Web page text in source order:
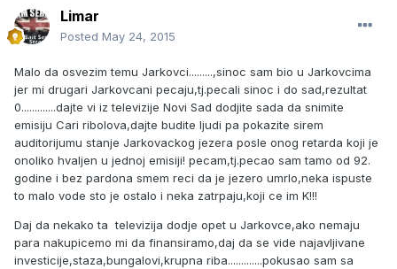
Limar
Posted May 24, 2015
Malo da osvezim temu Jarkovci.........,sinoc sam bio u Jarkovcima
jer mi drugari Jarkovcani pecaju,tj.pecali sinoc i do sad,rezultat
0.............dajte vi iz televizije Novi Sad dodjite sada da snimite
emisiju Cari ribolova,dajte budite ljudi pa pokazite sirem
auditorijumu stanje Jarkovackog jezera posle onog retarda koji je
onoliko hvaljen u jednoj emisiji! pecam,tj.pecao sam tamo od 92.
godine i bez pardona smem reci da je jezero umrlo,neka ispuste
to malo vode sto je ostalo i neka zatrpaju,koji ce im K!!!
Daj da nekako ta televizija dodje opet u Jarkovce,ako nemaju
para nakupicemo mi da finansiramo,daj da se vide najavljivane
investicije,staza,bungalovi,krupna riba.............pokusao sam sa